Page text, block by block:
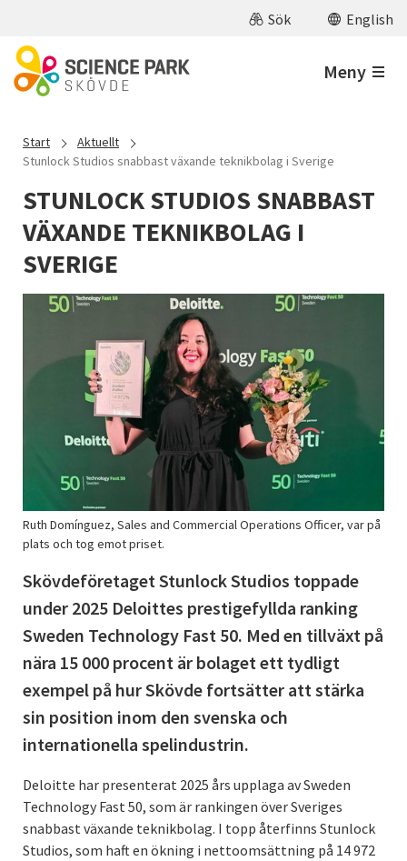
Sök English
Meny
Start
Aktuellt
Stunlock Studios snabbast växande teknikbolag i Sverige
STUNLOCK STUDIOS SNABBAST
VÄXANDE TEKNIKBOLAG I
SVERIGE
Ruth Domínguez, Sales and Commercial Operations Officer, var på
plats och tog emot priset.
Skövdeföretaget Stunlock Studios toppade
under 2025 Deloittes prestigefyllda ranking
Sweden Technology Fast 50. Med en tillväxt på
nära 15 000 procent är bolaget ett tydligt
exempel på hur Skövde fortsätter att stärka
sin position inom den svenska och
internationella spelindustrin.
Deloitte har presenterat 2025 års upplaga av Sweden
Technology Fast 50, som är rankingen över Sveriges
snabbast växande teknikbolag. I topp återfinns Stunlock
Studios, som haft en ökning i nettoomsättning på 14 972